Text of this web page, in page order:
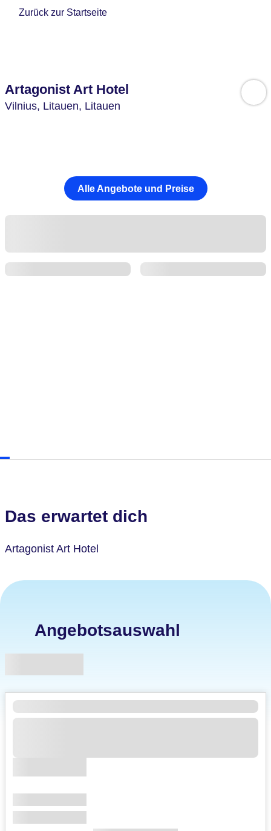
Zurück zur Startseite
Artagonist Art Hotel
Vilnius, Litauen, Litauen
Alle Angebote und Preise
Das erwartet dich
Artagonist Art Hotel
Angebotsauswahl